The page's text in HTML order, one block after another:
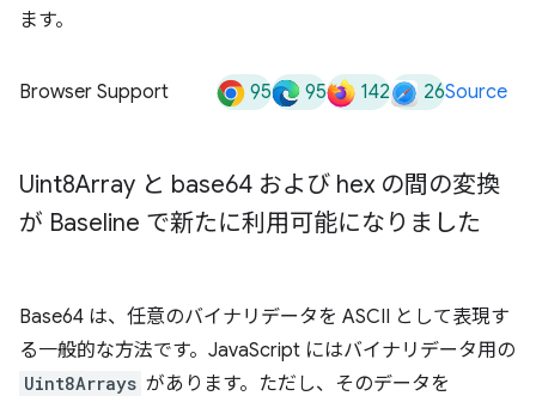
ます。
Browser Support 95 95 142 26Source
Uint8Array と base64 および hex の間の変換
が Baseline で新たに利用可能になりました
Base64 は、任意のバイナリデータを ASCII として表現す
る一般的な方法です。JavaScript にはバイナリデータ用の
Uint8Arrays があります。ただし、そのデータを